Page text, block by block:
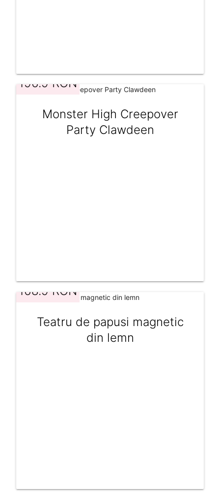
196.9 RON
Monster High Creepover
Party Clawdeen
168.9 RON
Teatru de papusi magnetic
din lemn